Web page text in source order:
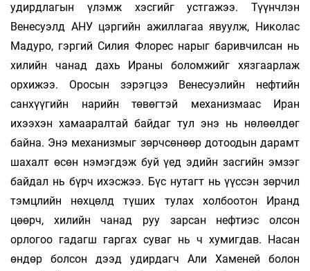
удирдлагын үлэмж хэсгийг устгажээ. Түүнчлэн
Венесуэлд АНУ цэргийн ажиллагаа явуулж, Николас
Мадуро, гэргий Силия Флорес нарыг баривчил­сан нь
хилийн чанад дахь Ираны боломжийг хязгаарлаж
орхижээ. Оросын зэрэгцээ Вене­суэлийн нефтийн
санхүүгийн нарийн төвөгтэй механизмаас Иран
ихээхэн хамааралтай байдаг тул энэ нь нөлөөлдөг
байна. Энэ механизмыг зөрчсөнөөр дотоодын дарамт
шахалт өсөн нэмэгдэж буй үед эдийн засгийн эмзэг
байдал нь бүрч ихэсжээ. Бүс нутагт нь үүссэн зөрчил
тэмцлийн нөхцөлд түших тулах холбоотон Иранд
цөөрч, хилийн чанад руу зарсан нефтиэс олсон
орлогоо гадагш гаргах суваг нь ч хумигдав. Насан
өндөр болсон дээд удирдагч Али Хаменей болон